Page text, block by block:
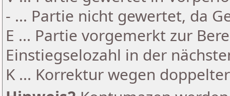
- ... Partie nicht gewertet, da
E ... Partie vorgemerkt zur
Einstiegselozahl in der
K ... Korrektur wegen